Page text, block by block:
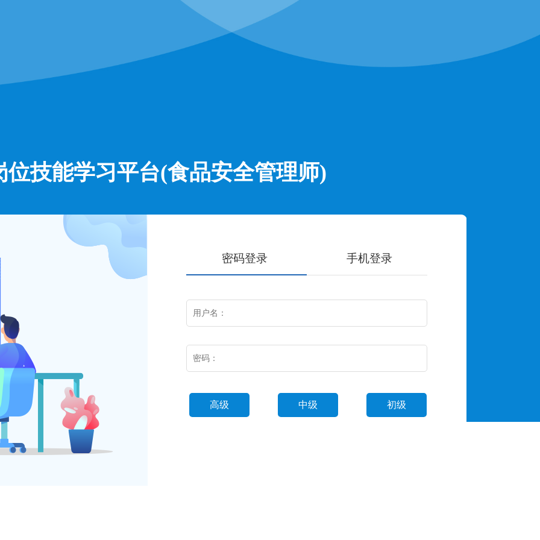
位技能学习平台(食品安全管理师)
密码登录 手机登录